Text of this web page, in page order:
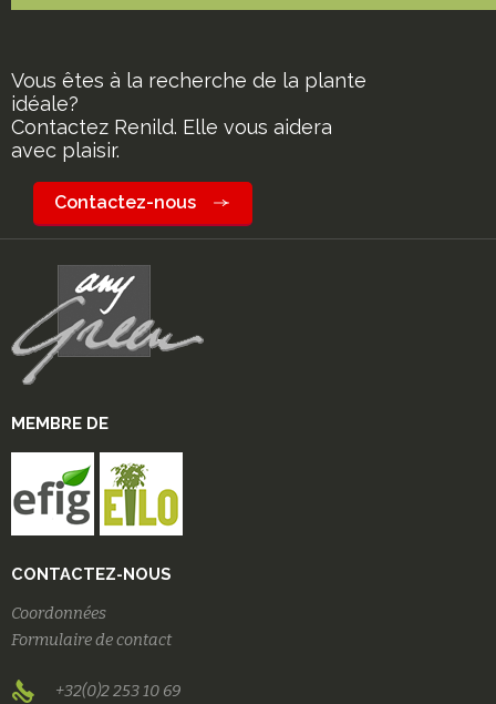
Vous êtes à la recherche de la plante
idéale?
Contactez Renild. Elle vous aidera
avec plaisir.
Contactez-nous
MEMBRE DE
CONTACTEZ-NOUS
Coordonnées
Formulaire de contact
+32(0)2 253 10 69